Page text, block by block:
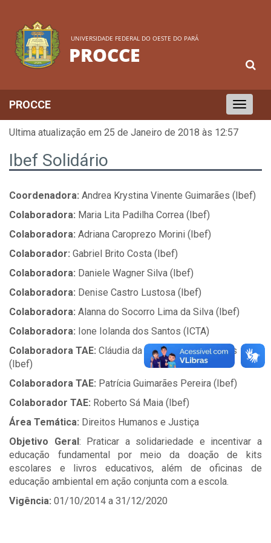
UNIVERSIDADE FEDERAL DO OESTE DO PARÁ
PROCCE
Toggle
navigation
PROCCE
Ultima atualização em 25 de Janeiro de 2018 às 12:57
Ibef Solidário
Coordenadora: Andrea Krystina Vinente Guimarães (Ibef)
Colaboradora: Maria Lita Padilha Correa (Ibef)
Colaboradora: Adriana Caroprezo Morini (Ibef)
Colaborador: Gabriel Brito Costa (Ibef)
Colaboradora: Daniele Wagner Silva (Ibef)
Colaboradora: Denise Castro Lustosa (Ibef)
Colaboradora: Alanna do Socorro Lima da Silva (Ibef)
Colaboradora: Ione Iolanda dos Santos (ICTA)
Colaboradora TAE: Cláudia da Costa Cardoso Matos
(Ibef)
Colaboradora TAE: Patrícia Guimarães Pereira (Ibef)
Colaborador TAE: Roberto Sá Maia (Ibef)
Área Temática: Direitos Humanos e Justiça
Objetivo Geral: Praticar a solidariedade e incentivar a
educação fundamental por meio da doação de kits
escolares e livros educativos, além de oficinas de
educação ambiental em ação conjunta com a escola.
Vigência: 01/10/2014 a 31/12/2020